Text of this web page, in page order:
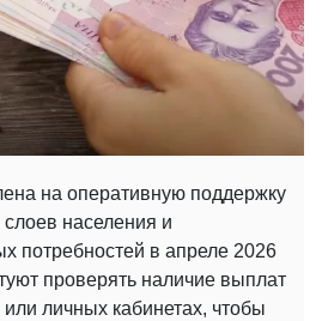
​​на оперативную поддержку
населения и
потребностей в апреле 2026
проверять наличие выплат
или личных кабинетах, чтобы